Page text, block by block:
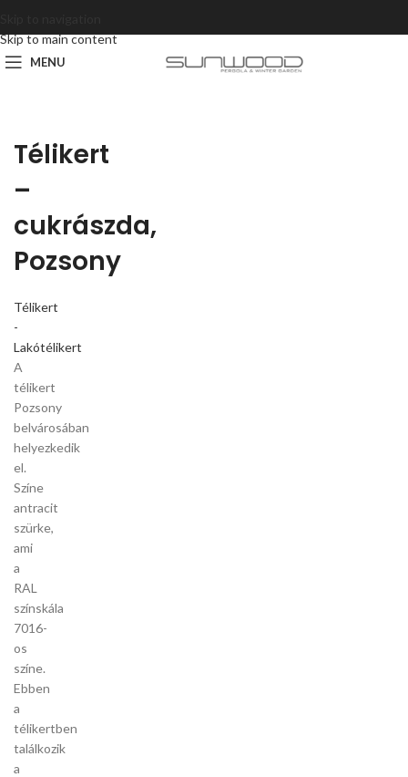
Skip to main content
MENU
Télikert
–
cukrászda,
Pozsony
Télikert
-
Lakótélikert
A
télikert
Pozsony
belvárosában
helyezkedik
el.
Színe
antracit
szürke,
ami
a
RAL
színskála
7016-
os
színe.
Ebben
a
télikertben
találkozik
a